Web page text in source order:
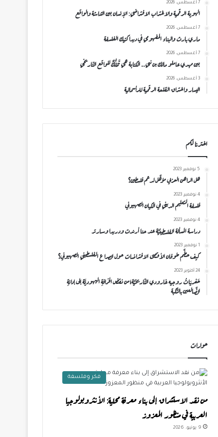
7 أغسطس، 2026
الهوية الرقمية والاغتراب الافتراضي: الإنسان بين الشاشة والواقع
7 أغسطس، 2026
ماري بارث والبناء المفهومي في ديداكتيك الفلسفة
7 أغسطس، 2026
بين مهدي عاملو مالك بن نبي.. الكتابة هي تَمَلُّكٌ للواقع التّاريخي
3 أغسطس، 2026
اليسار واختراق القلعة الرقمية للرأسمالية
اخترنا لكم
5 نوفمبر، 2023
هل الراهن العربي مؤهَّل لدعم فلسطين؟
4 نوفمبر، 2023
فلسفة التعليم الديني في الكيان الصهيوني
4 نوفمبر، 2023
دراسة المسألة الفلسطينيَّة عند حنا أرندت ودريدا وسارتر
1 نوفمبر، 2023
كيف حطَّم طوفان الأقصى الافتراضات حول الصراع الفلسطيني الصهيوني؟
24 أكتوبر، 2023
حَفريَاتُ روجيه غارودي التَّاريخيَّة؛من نقضِ الخرافةِ اليهوديَّة إلى إدانةِ
الضَّالعين بالنَّكبة
حوارات
فكر وفلسفة
من نقد الاستشراق إلى بناء معرفة محلية: الأنثروبولوجيا
العربية في منظور المعزوز
9 يونيو، 2026